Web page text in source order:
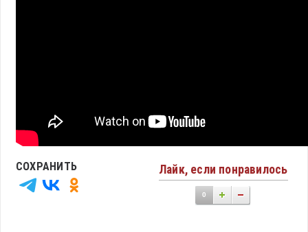
Лайк, если понравилось
0
СОХРАНИТЬ